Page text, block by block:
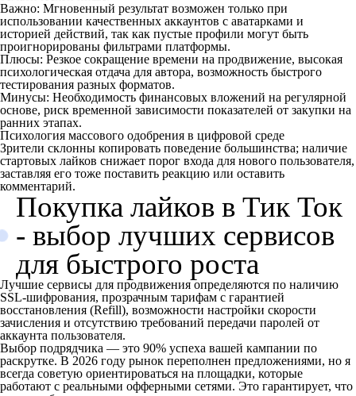
Важно: Мгновенный результат возможен только при
использовании качественных аккаунтов с аватарками и
историей действий, так как пустые профили могут быть
проигнорированы фильтрами платформы.
Плюсы: Резкое сокращение времени на продвижение, высокая
психологическая отдача для автора, возможность быстрого
тестирования разных форматов.
Минусы: Необходимость финансовых вложений на регулярной
основе, риск временной зависимости показателей от закупки на
ранних этапах.
Психология массового одобрения в цифровой среде
Зрители склонны копировать поведение большинства; наличие
стартовых лайков снижает порог входа для нового пользователя,
заставляя его тоже поставить реакцию или оставить
комментарий.
Покупка лайков в Тик Ток
- выбор лучших сервисов
для быстрого роста
Лучшие сервисы для продвижения определяются по наличию
SSL-шифрования, прозрачным тарифам с гарантией
восстановления (Refill), возможности настройки скорости
зачисления и отсутствию требований передачи паролей от
аккаунта пользователя.
Выбор подрядчика — это 90% успеха вашей кампании по
раскрутке. В 2026 году рынок переполнен предложениями, но я
всегда советую ориентироваться на площадки, которые
работают с реальными офферными сетями. Это гарантирует, что